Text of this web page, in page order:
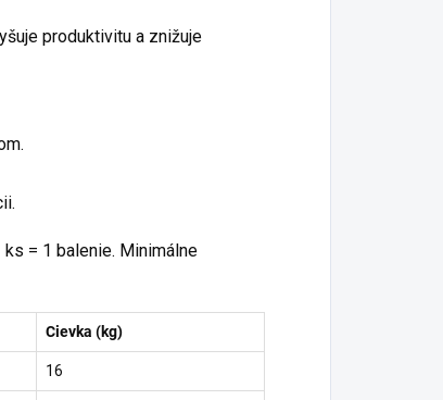
produktivitu a znižuje
= 1 balenie. Minimálne
Cievka (kg)
16